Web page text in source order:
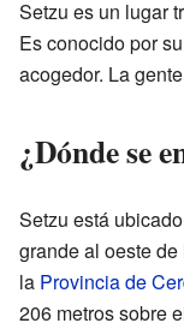
Setzu es un lugar
Es conocido por
acogedor. La
¿Dónde se
Setzu está
grande al oeste
la Provincia de
206 metros sobre